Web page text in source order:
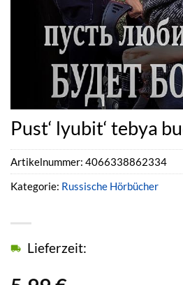
Pust‘ lyubit‘ tebya
Lieferzeit:
Artikelnummer: 4066338862334
Kategorie: Russische Hörbücher